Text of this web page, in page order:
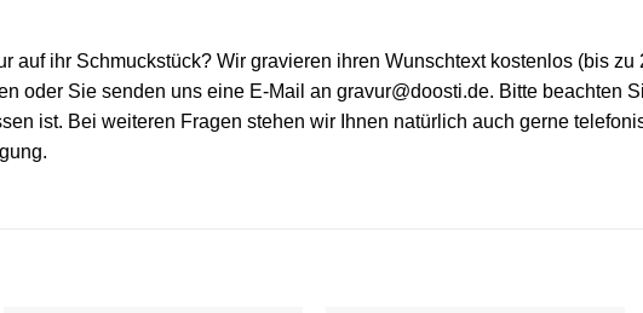
auf ihr Schmuckstück? Wir gravieren ihren Wunschtext kostenlos (bis
oder Sie senden uns eine E-Mail an gravur@doosti.de. Bitte beachten
ist. Bei weiteren Fragen stehen wir Ihnen natürlich auch gerne